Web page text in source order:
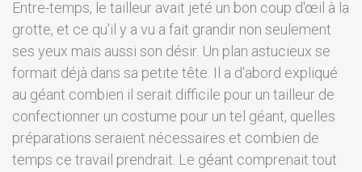
Entre-temps, le tailleur avait jeté un bon coup d'œil à la
grotte, et ce qu'il y a vu a fait grandir non seulement
ses yeux mais aussi son désir. Un plan astucieux se
formait déjà dans sa petite tête. Il a d'abord expliqué
au géant combien il serait difficile pour un tailleur de
confectionner un costume pour un tel géant, quelles
préparations seraient nécessaires et combien de
temps ce travail prendrait. Le géant comprenait tout